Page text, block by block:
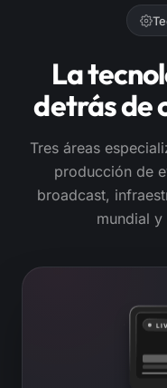
La
detrás de
Tres áreas
producción de
broadcast,
mundial